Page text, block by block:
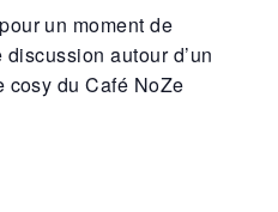
un moment de
autour d’un
cosy du Café NoZe